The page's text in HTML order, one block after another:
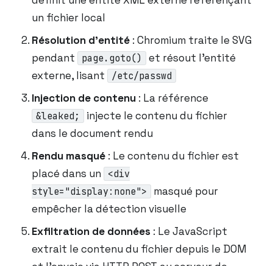
un fichier local
Résolution d’entité : Chromium traite le SVG
pendant
page.goto()
et résout l’entité
externe, lisant
/etc/passwd
Injection de contenu : La référence
&leaked;
injecte le contenu du fichier
dans le document rendu
Rendu masqué : Le contenu du fichier est
placé dans un
<div
style="display:none">
masqué pour
empêcher la détection visuelle
Exfiltration de données : Le JavaScript
extrait le contenu du fichier depuis le DOM